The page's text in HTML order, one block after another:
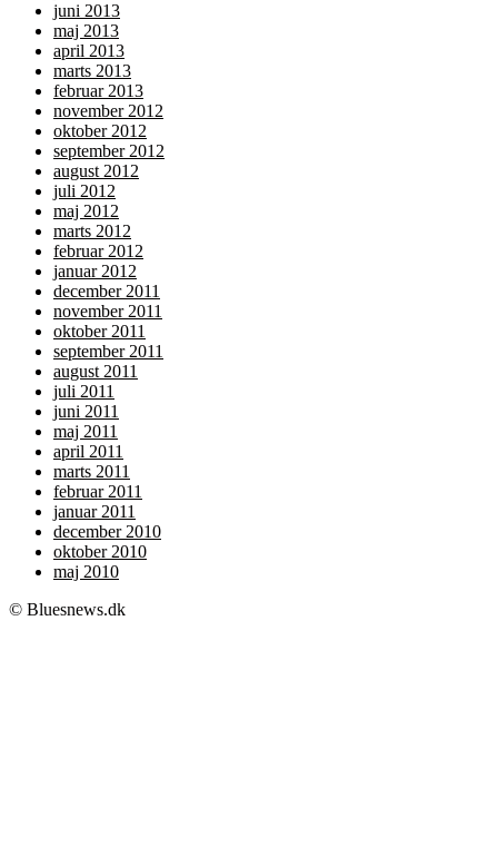
juni 2013
maj 2013
april 2013
marts 2013
februar 2013
november 2012
oktober 2012
september 2012
august 2012
juli 2012
maj 2012
marts 2012
februar 2012
januar 2012
december 2011
november 2011
oktober 2011
september 2011
august 2011
juli 2011
juni 2011
maj 2011
april 2011
marts 2011
februar 2011
januar 2011
december 2010
oktober 2010
maj 2010
© Bluesnews.dk